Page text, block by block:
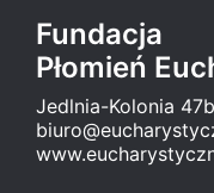
Fundacja
Płomień
Jedlnia-Kolonia